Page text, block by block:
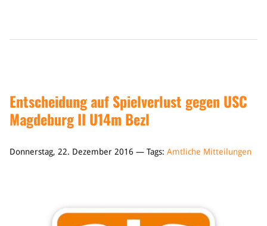
Entscheidung auf Spielverlust gegen USC
Magdeburg II U14m Bezl
Donnerstag, 22. Dezember 2016 — Tags: Amtliche Mitteilungen